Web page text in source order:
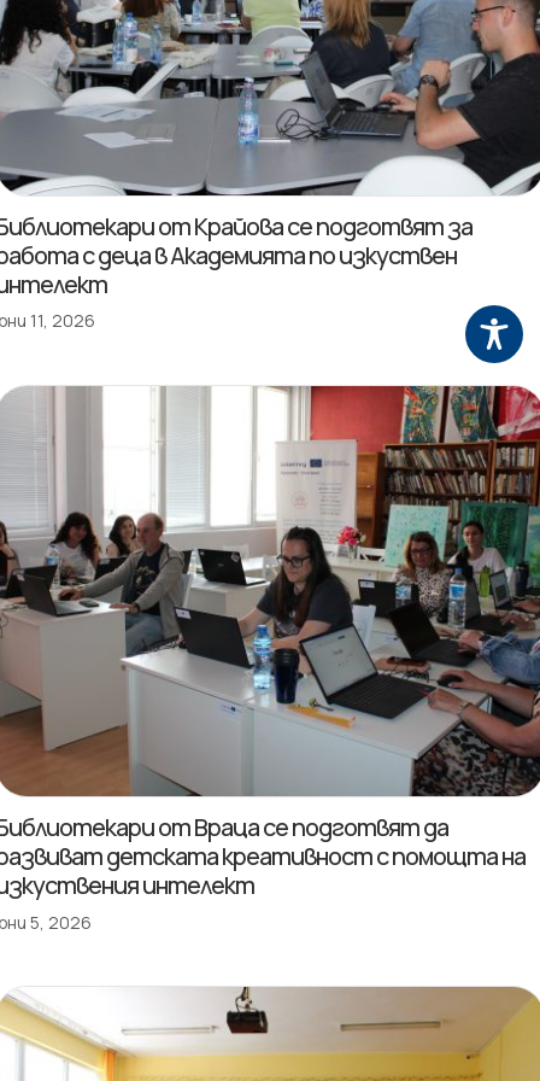
от Крайова се подготвят за
с деца в Академията по изкуствен
11, 2026
от Враца се подготвят да
детската креативност с помощта на
интелект
5, 2026